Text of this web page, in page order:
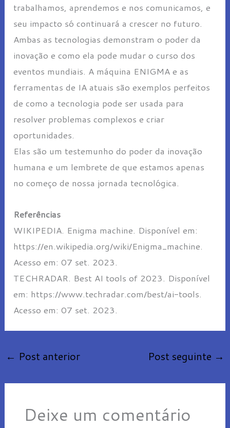
trabalhamos, aprendemos e nos comunicamos, e
seu impacto só continuará a crescer no futuro.
Ambas as tecnologias demonstram o poder da
inovação e como ela pode mudar o curso dos
eventos mundiais. A máquina ENIGMA e as
ferramentas de IA atuais são exemplos perfeitos
de como a tecnologia pode ser usada para
resolver problemas complexos e criar
oportunidades.
Elas são um testemunho do poder da inovação
humana e um lembrete de que estamos apenas
no começo de nossa jornada tecnológica.
Referências
WIKIPEDIA. Enigma machine. Disponível em:
https://en.wikipedia.org/wiki/Enigma_machine.
Acesso em: 07 set. 2023.
TECHRADAR. Best AI tools of 2023. Disponível
em: https://www.techradar.com/best/ai-tools.
Acesso em: 07 set. 2023.
← Post anterior Post seguinte →
Deixe um comentário